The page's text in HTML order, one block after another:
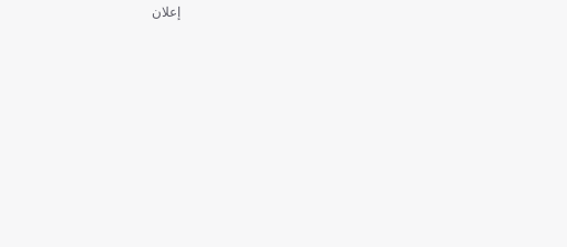
إعلان